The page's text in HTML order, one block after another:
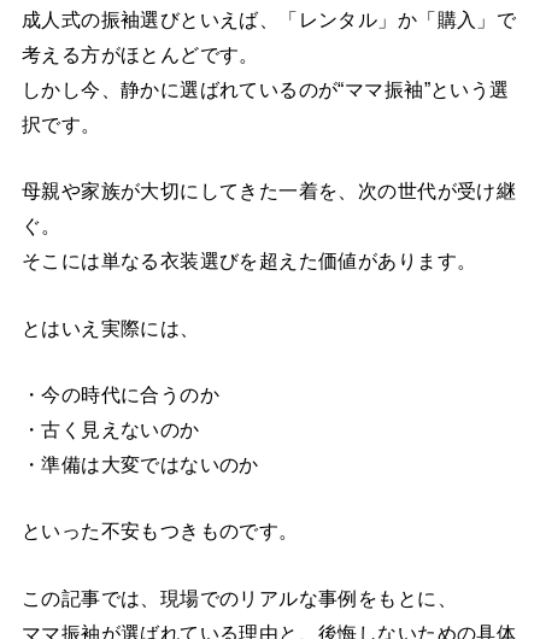
成人式の振袖選びといえば、「レンタル」か「購入」で
考える方がほとんどです。
しかし今、静かに選ばれているのが“ママ振袖”という選
択です。
母親や家族が大切にしてきた一着を、次の世代が受け継
ぐ。
そこには単なる衣装選びを超えた価値があります。
とはいえ実際には、
・今の時代に合うのか
・古く見えないのか
・準備は大変ではないのか
といった不安もつきものです。
この記事では、現場でのリアルな事例をもとに、
ママ振袖が選ばれている理由と、後悔しないための具体